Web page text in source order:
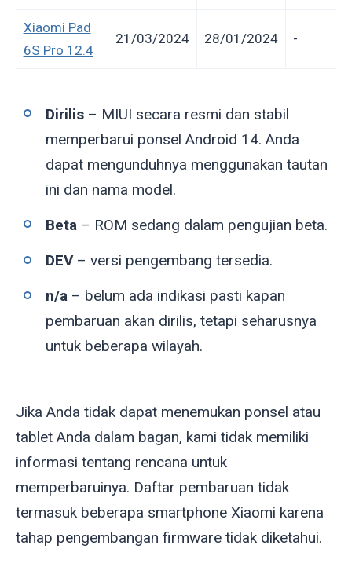
Xiaomi Pad
6S Pro 12.4
21/03/2024 28/01/2024 -
Dirilis – MIUI secara resmi dan stabil
memperbarui ponsel Android 14. Anda
dapat mengunduhnya menggunakan tautan
ini dan nama model.
Beta – ROM sedang dalam pengujian beta.
DEV– versi pengembang tersedia.
n/a – belum ada indikasi pasti kapan
pembaruan akan dirilis, tetapi seharusnya
untuk beberapa wilayah.
Jika Anda tidak dapat menemukan ponsel atau
tablet Anda dalam bagan, kami tidak memiliki
informasi tentang rencana untuk
memperbaruinya. Daftar pembaruan tidak
termasuk beberapa smartphone Xiaomi karena
tahap pengembangan firmware tidak diketahui.